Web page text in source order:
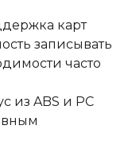
карт
записывать
часто
из ABS и PC